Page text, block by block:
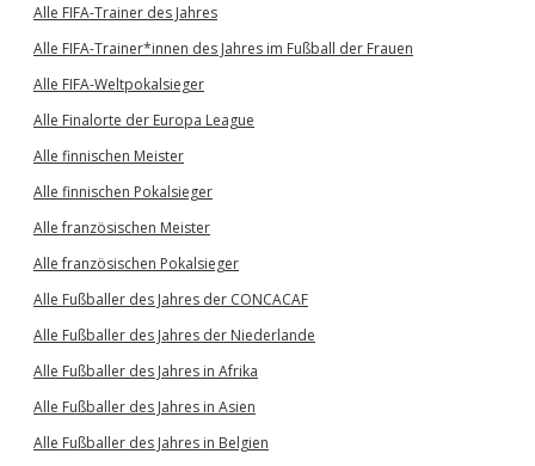
Alle FIFA-Trainer des Jahres
Alle FIFA-Trainer*innen des Jahres im Fußball der Frauen
Alle FIFA-Weltpokalsieger
Alle Finalorte der Europa League
Alle finnischen Meister
Alle finnischen Pokalsieger
Alle französischen Meister
Alle französischen Pokalsieger
Alle Fußballer des Jahres der CONCACAF
Alle Fußballer des Jahres der Niederlande
Alle Fußballer des Jahres in Afrika
Alle Fußballer des Jahres in Asien
Alle Fußballer des Jahres in Belgien